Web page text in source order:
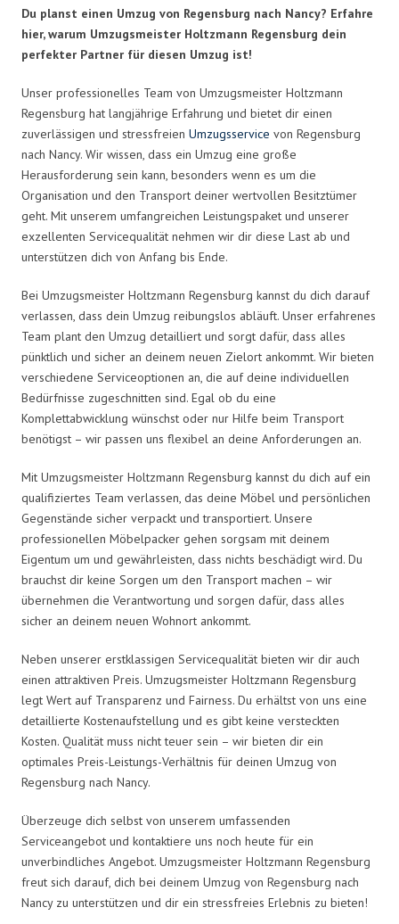
Du planst einen Umzug von Regensburg nach Nancy? Erfahre
hier, warum Umzugsmeister Holtzmann Regensburg dein
perfekter Partner für diesen Umzug ist!
Unser professionelles Team von Umzugsmeister Holtzmann
Regensburg hat langjährige Erfahrung und bietet dir einen
zuverlässigen und stressfreien Umzugsservice von Regensburg
nach Nancy. Wir wissen, dass ein Umzug eine große
Herausforderung sein kann, besonders wenn es um die
Organisation und den Transport deiner wertvollen Besitztümer
geht. Mit unserem umfangreichen Leistungspaket und unserer
exzellenten Servicequalität nehmen wir dir diese Last ab und
unterstützen dich von Anfang bis Ende.
Bei Umzugsmeister Holtzmann Regensburg kannst du dich darauf
verlassen, dass dein Umzug reibungslos abläuft. Unser erfahrenes
Team plant den Umzug detailliert und sorgt dafür, dass alles
pünktlich und sicher an deinem neuen Zielort ankommt. Wir bieten
verschiedene Serviceoptionen an, die auf deine individuellen
Bedürfnisse zugeschnitten sind. Egal ob du eine
Komplettabwicklung wünschst oder nur Hilfe beim Transport
benötigst – wir passen uns flexibel an deine Anforderungen an.
Mit Umzugsmeister Holtzmann Regensburg kannst du dich auf ein
qualifiziertes Team verlassen, das deine Möbel und persönlichen
Gegenstände sicher verpackt und transportiert. Unsere
professionellen Möbelpacker gehen sorgsam mit deinem
Eigentum um und gewährleisten, dass nichts beschädigt wird. Du
brauchst dir keine Sorgen um den Transport machen – wir
übernehmen die Verantwortung und sorgen dafür, dass alles
sicher an deinem neuen Wohnort ankommt.
Neben unserer erstklassigen Servicequalität bieten wir dir auch
einen attraktiven Preis. Umzugsmeister Holtzmann Regensburg
legt Wert auf Transparenz und Fairness. Du erhältst von uns eine
detaillierte Kostenaufstellung und es gibt keine versteckten
Kosten. Qualität muss nicht teuer sein – wir bieten dir ein
optimales Preis-Leistungs-Verhältnis für deinen Umzug von
Regensburg nach Nancy.
Überzeuge dich selbst von unserem umfassenden
Serviceangebot und kontaktiere uns noch heute für ein
unverbindliches Angebot. Umzugsmeister Holtzmann Regensburg
freut sich darauf, dich bei deinem Umzug von Regensburg nach
Nancy zu unterstützen und dir ein stressfreies Erlebnis zu bieten!